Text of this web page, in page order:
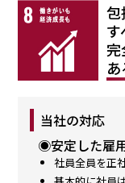
す
当社の対応
◉安定した雇
社員全員を正